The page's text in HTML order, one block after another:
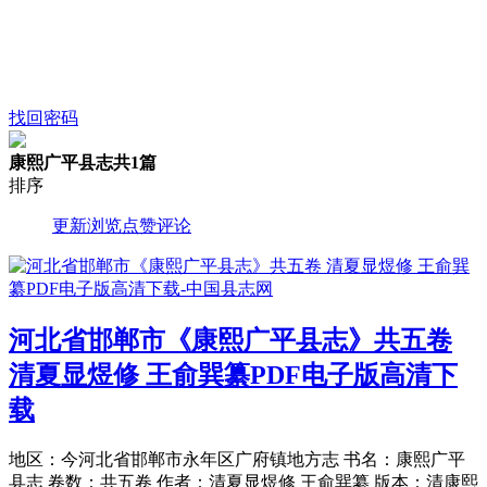
找回密码
康熙广平县志共1篇
排序
更新浏览点赞评论
河北省邯郸市《康熙广平县志》共五卷
清夏显煜修 王俞巽纂PDF电子版高清下
载
地区：今河北省邯郸市永年区广府镇地方志 书名：康熙广平
县志 卷数：共五卷 作者：清夏显煜修 王俞巽纂 版本：清康熙